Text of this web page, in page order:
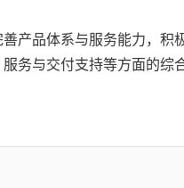
产品体系与服务能力，
务与交付支持等方面的综